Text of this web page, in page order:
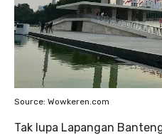
Source: Wowkeren.com
Tak lupa Lapangan